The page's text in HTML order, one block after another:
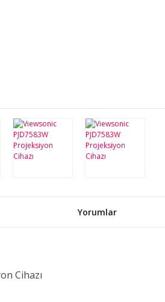
Yorumlar
Cihazı